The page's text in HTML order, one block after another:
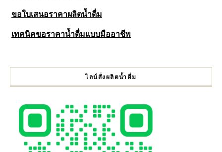
ขอใบเสนอราคาผลิตน้ำดื่ม
เทคนิคขอราคาน้ำดื่มแบบมืออาชีพ
ไลน์สั่งผลิตน้ำดื่ม